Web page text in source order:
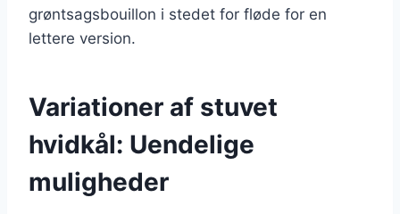
grøntsagsbouillon i stedet for fløde for en
lettere version.
Variationer af stuvet
hvidkål: Uendelige
muligheder